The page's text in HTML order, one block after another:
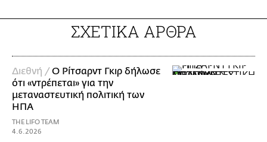
ΣΧΕΤΙΚΑ ΑΡΘΡΑ
Διεθνή / Ο Ρίτσαρντ Γκιρ δήλωσε
ότι «ντρέπεται» για την
μεταναστευτική πολιτική των
ΗΠΑ
THE LIFO TEAM
4.6.2026